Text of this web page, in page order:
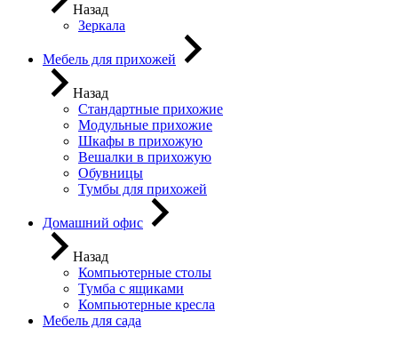
Назад
Зеркала
Мебель для прихожей
Назад
Стандартные прихожие
Модульные прихожие
Шкафы в прихожую
Вешалки в прихожую
Обувницы
Тумбы для прихожей
Домашний офис
Назад
Компьютерные столы
Тумба с ящиками
Компьютерные кресла
Мебель для сада